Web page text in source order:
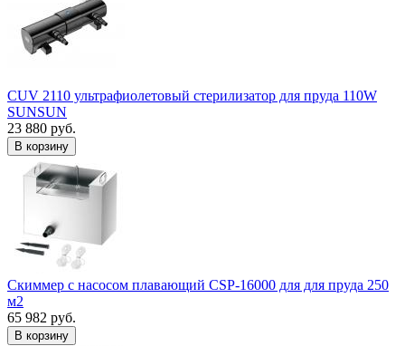
CUV 2110 ультрафиолетовый стерилизатор для пруда 110W
SUNSUN
23 880 руб.
В корзину
Скиммер с насосом плавающий CSP-16000 для для пруда 250
м2
65 982 руб.
В корзину